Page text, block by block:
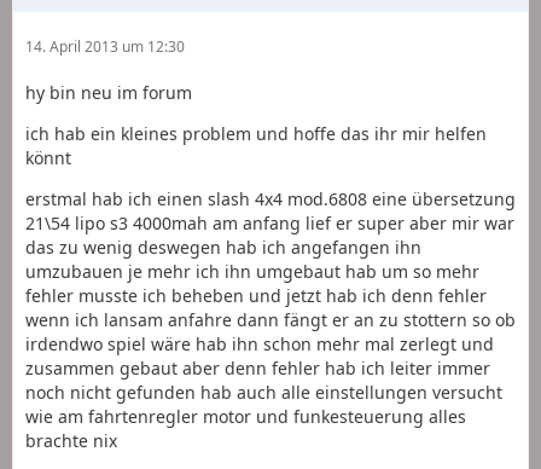
14. April 2013 um 12:30
hy bin neu im forum
ich hab ein kleines problem und hoffe das ihr mir helfen
könnt
erstmal hab ich einen slash 4x4 mod.6808 eine übersetzung
21\54 lipo s3 4000mah am anfang lief er super aber mir war
das zu wenig deswegen hab ich angefangen ihn
umzubauen je mehr ich ihn umgebaut hab um so mehr
fehler musste ich beheben und jetzt hab ich denn fehler
wenn ich lansam anfahre dann fängt er an zu stottern so ob
irdendwo spiel wäre hab ihn schon mehr mal zerlegt und
zusammen gebaut aber denn fehler hab ich leiter immer
noch nicht gefunden hab auch alle einstellungen versucht
wie am fahrtenregler motor und funkesteuerung alles
brachte nix